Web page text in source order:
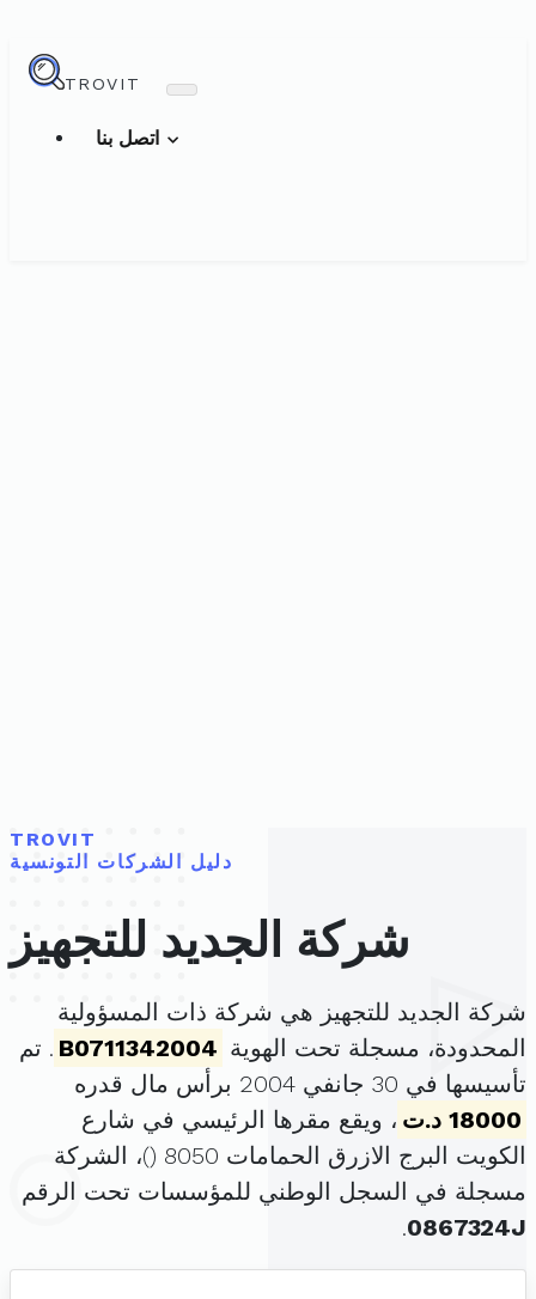
TROVIT
TROVIT
دليل الشركات التونسية
شركة الجديد للتجهيز
شركة الجديد للتجهيز هي شركة ذات المسؤولية
المحدودة، مسجلة تحت الهوية B0711342004 . تم
تأسيسها في 30 جانفي 2004 برأس مال قدره
18000 د.ت
، ويقع مقرها الرئيسي في شارع
الكويت البرج الازرق الحمامات 8050 (
)، الشركة
مسجلة في السجل الوطني للمؤسسات تحت الرقم
0867324J
.